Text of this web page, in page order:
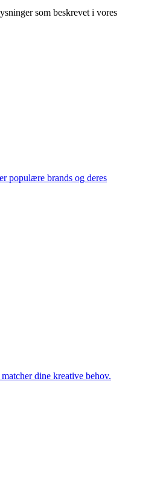
som beskrevet i vores
populære brands og deres
dine kreative behov.